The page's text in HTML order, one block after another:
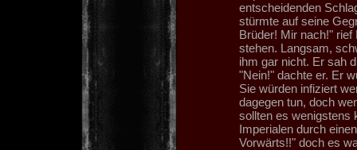
entscheidenden
stürmte auf seine
Brüder! Mir nach!"
stehen. Langsam,
ihm gar nicht. Er sah
"Nein!" dachte er. Er
Sie würden infiziert
dagegen tun, doch
sollten es wenigstens
Imperialen durch
Vorwärts!!" doch es